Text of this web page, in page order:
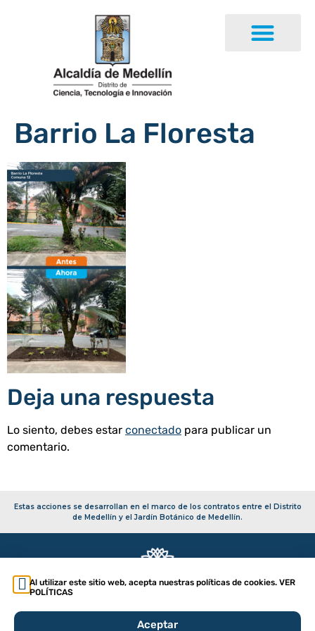
Barrio La Floresta
Deja una respuesta
Lo siento, debes estar conectado para publicar un
comentario.
Estas acciones se desarrollan en el marco de los contratos entre el Distrito
de Medellín y el Jardín Botánico de Medellín.
Copyright 2026 – Secretaría de Infraestructura Física
Política de tratamiento de datos
Al utilizar este sitio web, acepta nuestras políticas de cookies. VER
POLÍTICAS
Aceptar